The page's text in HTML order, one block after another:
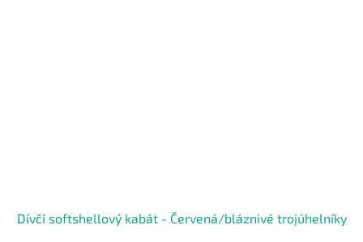
Dívčí softshellový kabát - Červená/bláznivé trojúhelníky